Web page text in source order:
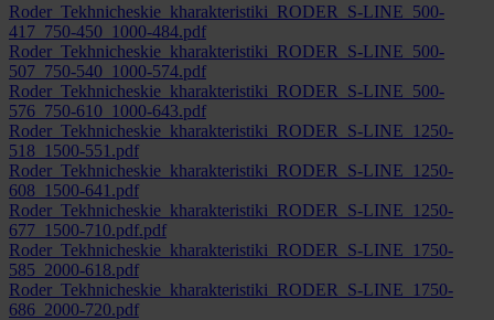
Roder_Tekhnicheskie_kharakteristiki_RODER_S-LINE_500-
417_750-450_1000-484.pdf
Roder_Tekhnicheskie_kharakteristiki_RODER_S-LINE_500-
507_750-540_1000-574.pdf
Roder_Tekhnicheskie_kharakteristiki_RODER_S-LINE_500-
576_750-610_1000-643.pdf
Roder_Tekhnicheskie_kharakteristiki_RODER_S-LINE_1250-
518_1500-551.pdf
Roder_Tekhnicheskie_kharakteristiki_RODER_S-LINE_1250-
608_1500-641.pdf
Roder_Tekhnicheskie_kharakteristiki_RODER_S-LINE_1250-
677_1500-710.pdf.pdf
Roder_Tekhnicheskie_kharakteristiki_RODER_S-LINE_1750-
585_2000-618.pdf
Roder_Tekhnicheskie_kharakteristiki_RODER_S-LINE_1750-
686_2000-720.pdf